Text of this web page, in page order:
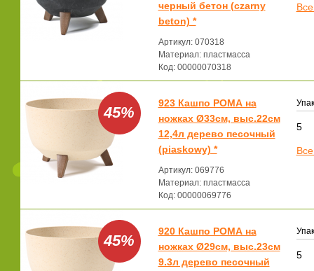
черный бетон (czarny
beton) *
Артикул: 070318
Материал: пластмасса
Код: 00000070318
45%
923 Кашпо РОМА на
ножках Ø33см, выс.22см
12,4л дерево песочный
(piaskowy) *
Артикул: 069776
Материал: пластмасса
Код: 00000069776
5
45%
920 Кашпо РОМА на
ножках Ø29см, выс.23см
9.3л дерево песочный
5